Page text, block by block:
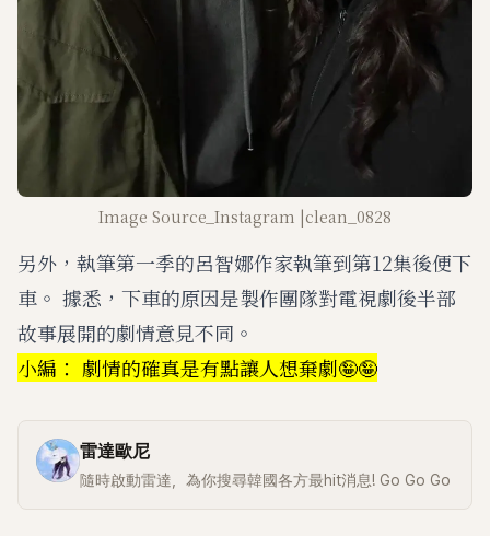
Image Source_Instagram |clean_0828
另外，執筆第一季的呂智娜作家執筆到第12集後便下
車。 據悉，下車的原因是製作團隊對電視劇後半部
故事展開的劇情意見不同。
小編： 劇情的確真是有點讓人想棄劇🤪🤪
雷達歐尼
隨時啟動雷達，為你搜尋韓國各方最hit消息! Go Go Go